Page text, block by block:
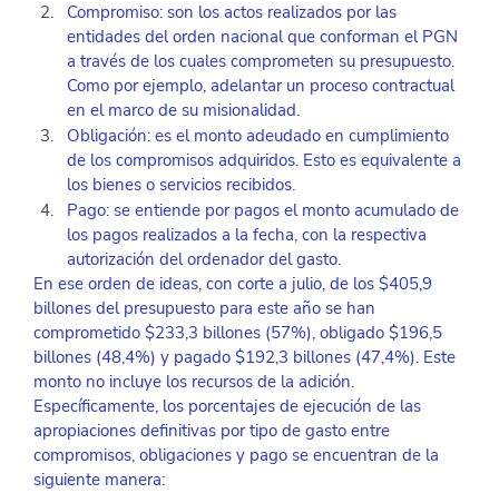
Compromiso: son los actos realizados por las
entidades del orden nacional que conforman el PGN
a través de los cuales comprometen su presupuesto.
Como por ejemplo, adelantar un proceso contractual
en el marco de su misionalidad.
Obligación: es el monto adeudado en cumplimiento
de los compromisos adquiridos. Esto es equivalente a
los bienes o servicios recibidos.
Pago: se entiende por pagos el monto acumulado de
los pagos realizados a la fecha, con la respectiva
autorización del ordenador del gasto.
En ese orden de ideas, con corte a julio, de los $405,9
billones del presupuesto para este año se han
comprometido $233,3 billones (57%), obligado $196,5
billones (48,4%) y pagado $192,3 billones (47,4%). Este
monto no incluye los recursos de la adición.
Específicamente, los porcentajes de ejecución de las
apropiaciones definitivas por tipo de gasto entre
compromisos, obligaciones y pago se encuentran de la
siguiente manera: